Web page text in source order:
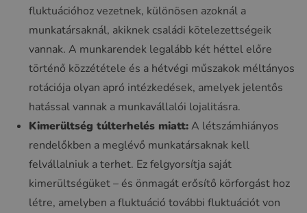
fluktuációhoz vezetnek, különösen azoknál a
munkatársaknál, akiknek családi kötelezettségeik
vannak. A munkarendek legalább két héttel előre
történő közzététele és a hétvégi műszakok méltányos
rotációja olyan apró intézkedések, amelyek jelentős
hatással vannak a munkavállalói lojalitásra.
Kimerültség túlterhelés miatt:A létszámhiányos
rendelőkben a meglévő munkatársaknak kell
felvállalniuk a terhet. Ez felgyorsítja saját
kimerültségüket – és önmagát erősítő körforgást hoz
létre, amelyben a fluktuáció további fluktuációt von